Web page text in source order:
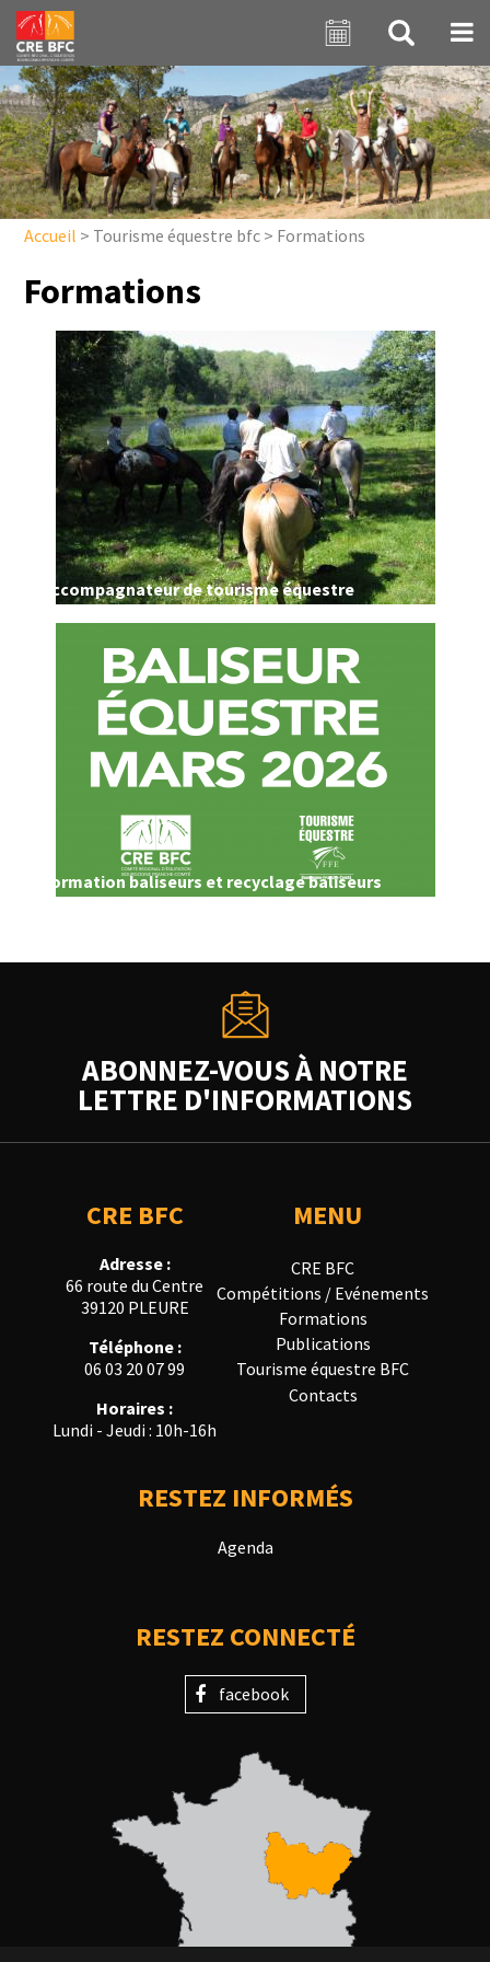
Aller au contenu principal
Accueil > Tourisme équestre bfc > Formations
Formations
Accompagnateur de tourisme équestre
Formation baliseurs et recyclage baliseurs
ABONNEZ-VOUS À NOTRE
LETTRE D'INFORMATIONS
CRE BFC
Adresse :
66 route du Centre
39120 PLEURE
Téléphone :
06 03 20 07 99
Horaires :
Lundi - Jeudi : 10h-16h
MENU
CRE BFC
Compétitions / Evénements
Formations
Publications
Tourisme équestre BFC
Contacts
RESTEZ INFORMÉS
Agenda
RESTEZ CONNECTÉ
facebook